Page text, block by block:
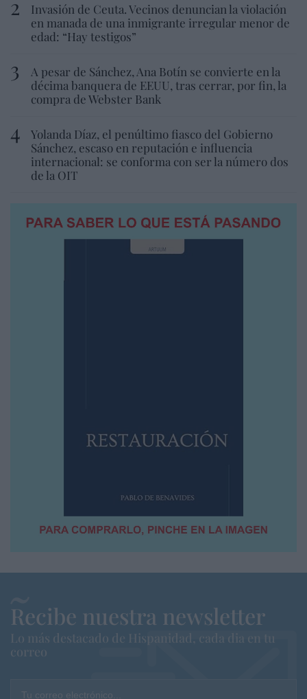
Invasión de Ceuta. Vecinos denuncian la violación
en manada de una inmigrante irregular menor de
edad: “Hay testigos”
A pesar de Sánchez, Ana Botín se convierte en la
décima banquera de EEUU, tras cerrar, por fin, la
compra de Webster Bank
Yolanda Díaz, el penúltimo fiasco del Gobierno
Sánchez, escaso en reputación e influencia
internacional: se conforma con ser la número dos
de la OIT
Recibe nuestra newsletter
Lo más destacado de Hispanidad, cada dia en tu
correo
Tu correo electrónico...